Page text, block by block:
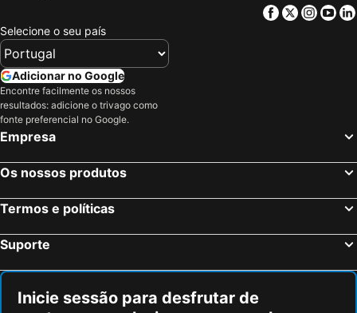
Kramerhof, bed and breakfasts
Süderholz, bed and breakfasts
Facebook
Twitter
Selecione o seu país
Adicionar no Google
Encontre facilmente os nossos
resultados: adicione o trivago como
fonte preferencial no Google.
Empresa
Os nossos produtos
Termos e políticas
Suporte
Inicie sessão para desfrutar de